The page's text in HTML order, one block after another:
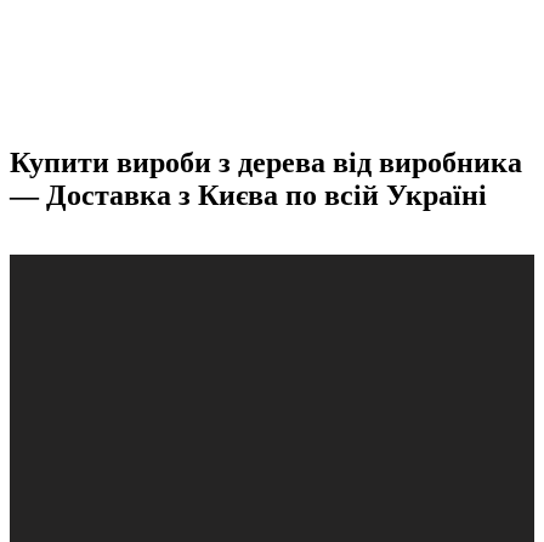
Купити вироби з дерева від виробника
— Доставка з Києва по всій Україні